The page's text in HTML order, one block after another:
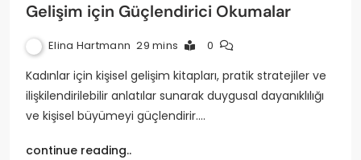
Gelişim için Güçlendirici Okumalar
Elina Hartmann 29 mins 0
Kadınlar için kişisel gelişim kitapları, pratik stratejiler ve
ilişkilendirilebilir anlatılar sunarak duygusal dayanıklılığı
ve kişisel büyümeyi güçlendirir.…
continue reading..